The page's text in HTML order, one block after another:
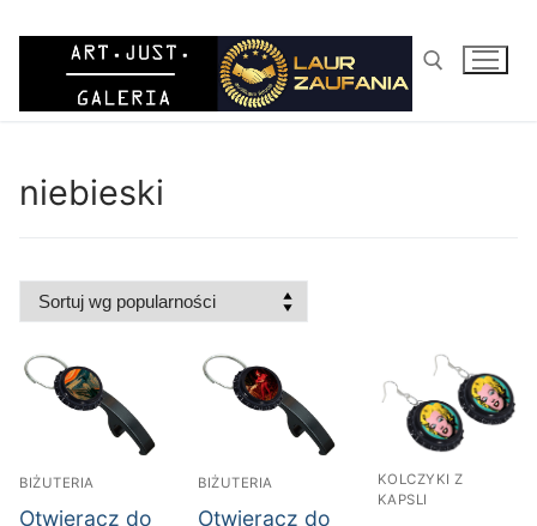
do
niebieski
BIŻUTERIA
Otwieracz do
BIŻUTERIA
Otwieracz do
KOLCZYKI Z
KAPSLI